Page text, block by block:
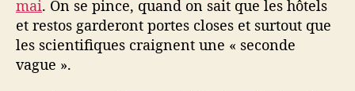
mai. On se pince, quand on sait que les hôtels
et restos garderont portes closes et surtout que
les scientifiques craignent une « seconde
vague ».